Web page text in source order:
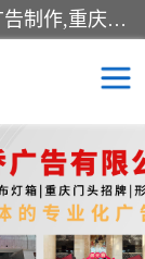
重庆润乔广告有限公司是一家集重庆广告制作,重庆标识标牌,亚克力发光字,led发光字,树脂发光字,超薄灯箱,拉布灯箱,吸塑灯箱,门头招牌,企业形象墙,写真喷绘,x展架,拉网展架,广告展架,条幅,锦旗设计,制作,施工,维护为一体的专业化广告公司.